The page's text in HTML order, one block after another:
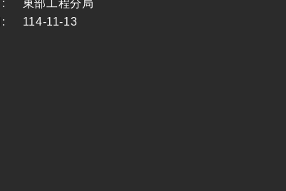
:
東部工程分局
: 114-11-13